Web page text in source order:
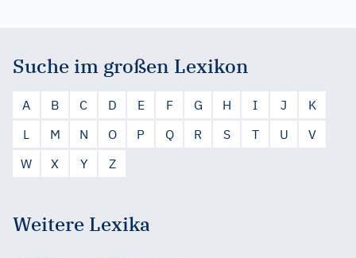
Suche im großen Lexikon
A B C D E F G H I J
K
L
M N O P Q R S T U
V
W
X Y Z
Weitere Lexika